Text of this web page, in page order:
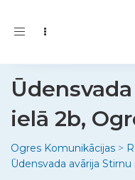
Toggle
ielā 2b,
Ogres Komunikācijas >
Ūdensvada avārija Stirnu